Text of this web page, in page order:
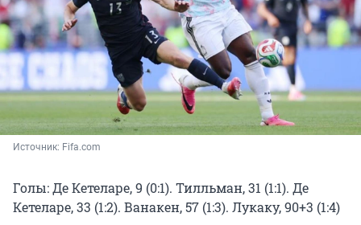
Источник: Fifa.com
Голы: Де Кетеларе, 9 (0:1). Тилльман, 31 (1:1). Де
Кетеларе, 33 (1:2). Ванакен, 57 (1:3). Лукаку, 90+3 (1:4)